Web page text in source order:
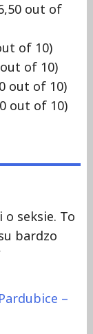
out of
of 10)
of 10)
out of 10)
out of 10)
o seksie. To
bardzo
–